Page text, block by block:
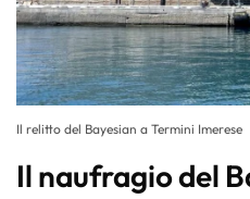
Il relitto del Bayesian a Termini Imerese
Il naufragio del